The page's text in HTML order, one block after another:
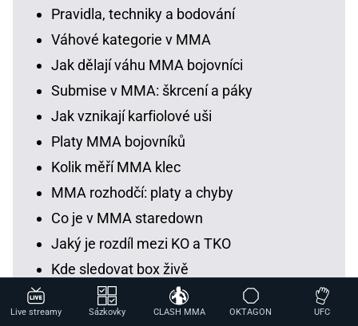
Pravidla, techniky a bodování
Váhové kategorie v MMA
Jak dělají váhu MMA bojovníci
Submise v MMA: škrcení a páky
Jak vznikají karfiolové uši
Platy MMA bojovníků
Kolik měří MMA klec
MMA rozhodčí: platy a chyby
Co je v MMA staredown
Jaký je rozdíl mezi KO a TKO
Kde sledovat box živě
Jak sázet na box: kurzy a tipy
Live streamy Sázkovky CLASH MMA OKTAGON UFC